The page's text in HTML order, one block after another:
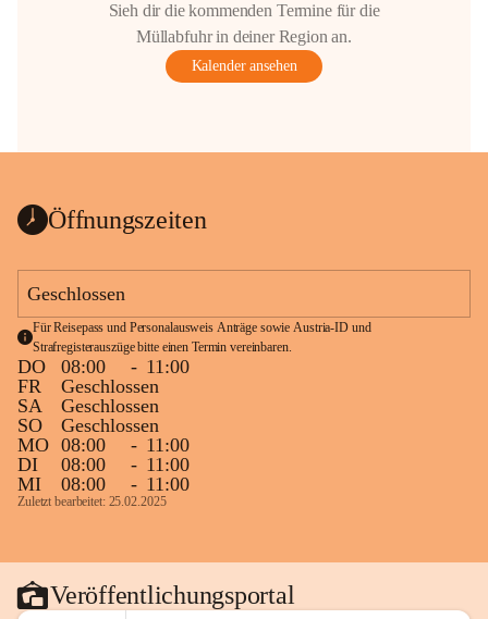
Sieh dir die kommenden Termine für die
Müllabfuhr in deiner Region an.
Kalender ansehen
Öffnungszeiten
Geschlossen
Für Reisepass und Personalausweis Anträge sowie Austria-ID und
Strafregisterauszüge bitte einen Termin vereinbaren.
DO 08:00 - 11:00
FR
Geschlossen
SA
Geschlossen
SO
Geschlossen
MO 08:00 - 11:00
DI
08:00 - 11:00
MI
08:00 - 11:00
Zuletzt bearbeitet: 25.02.2025
Veröffentlichungsportal